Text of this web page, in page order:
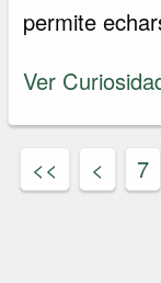
permite
Ver
<< < 7